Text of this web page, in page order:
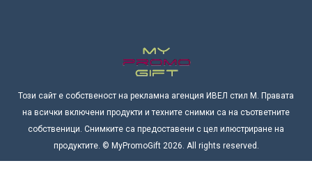
Този сайт е собственост на рекламна агенция ИВЕЛ стил М. Правата
на всички включени продукти и техните снимки са на съответните
собственици. Снимките са предоставени с цел илюстриране на
продуктите. © MyPromoGift 2026. All rights reserved.